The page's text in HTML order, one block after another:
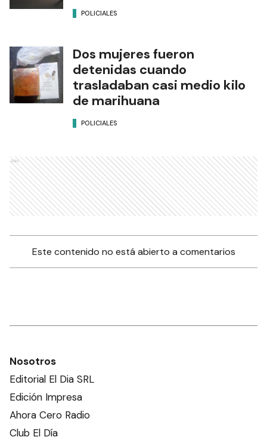
POLICIALES
Dos mujeres fueron
detenidas cuando
trasladaban casi medio kilo
de marihuana
POLICIALES
Ads
Este contenido no está abierto a comentarios
Nosotros
Editorial El Dia SRL
Edición Impresa
Ahora Cero Radio
Club El Día